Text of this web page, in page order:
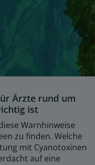
Ärzte rund um
ist
Warnhinweise
zu finden. Welche
mit Cyanotoxinen
auf eine